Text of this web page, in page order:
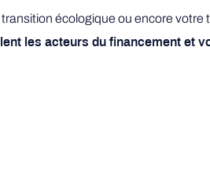
écologique ou encore votre
les acteurs du financement et